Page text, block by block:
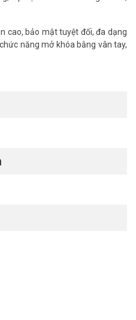
cao, bảo mật tuyệt đối, đa dạng
năng mở khóa bằng vân tay,